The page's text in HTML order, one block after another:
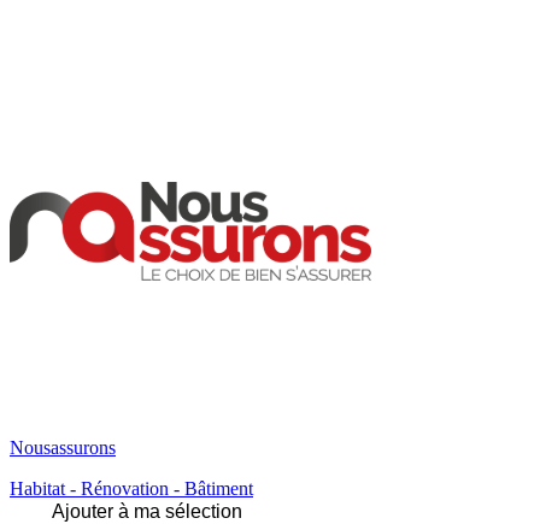
Nousassurons
Habitat - Rénovation - Bâtiment
Ajouter à ma sélection